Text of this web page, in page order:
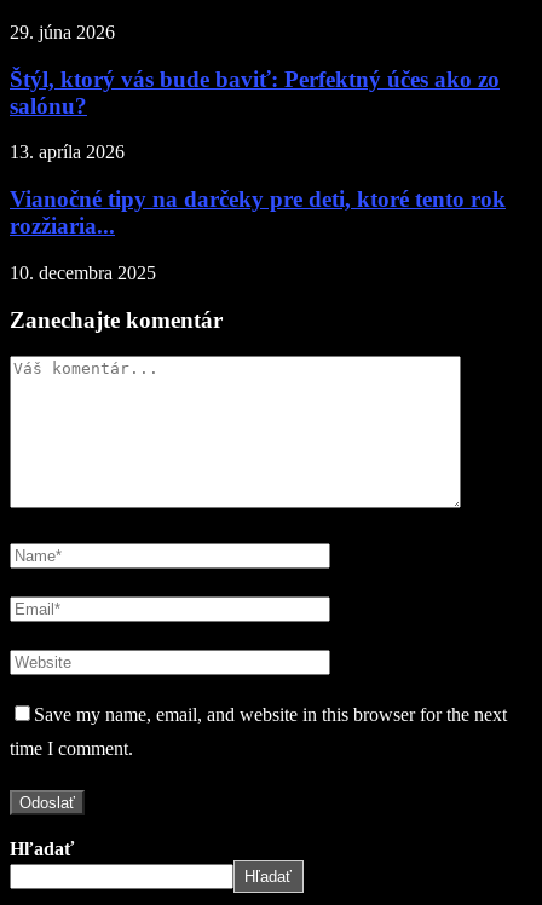
29. júna 2026
Štýl, ktorý vás bude baviť: Perfektný účes ako zo
salónu?
13. apríla 2026
Vianočné tipy na darčeky pre deti, ktoré tento rok
rozžiaria...
10. decembra 2025
Zanechajte komentár
Save my name, email, and website in this browser for the next
time I comment.
Hľadať
Hľadať